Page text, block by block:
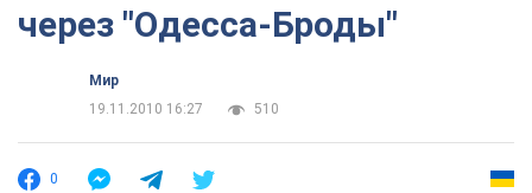
через "Одесса-Броды"
Мир
19.11.2010 16:27
510
0